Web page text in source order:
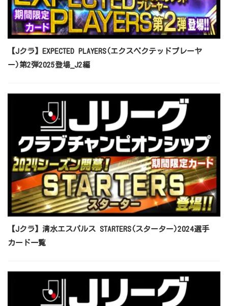
【Jクラ】EXPECTED PLAYERS(エクスペクテッドプレーヤ
ー)第2弾2025登場_J2編
【Jクラ】清水エスパルス STARTERS(スターター)2024選手
カード一覧